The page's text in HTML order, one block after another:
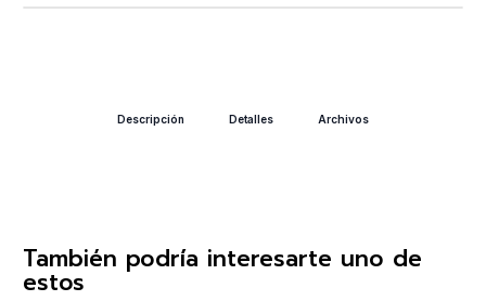
Descripción Detalles Archivos
También podría interesarte uno de
estos